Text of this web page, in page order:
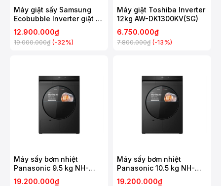
Máy giặt sấy Samsung
Ecobubble Inverter giặt 10
kg - sấy 6 kg
WD10HG4U04BBSV
12.900.000₫
19.000.000₫ (-32%)
Máy giặt Toshiba Inverter
12kg AW-DK1300KV(SG)
6.750.000₫
7.800.000₫ (-13%)
Máy sấy bơm nhiệt
Panasonic 9.5 kg NH-
XJ19D2BVT
19.200.000₫
Máy sấy bơm nhiệt
Panasonic 10.5 kg NH-
XJ21D2BVT
19.200.000₫